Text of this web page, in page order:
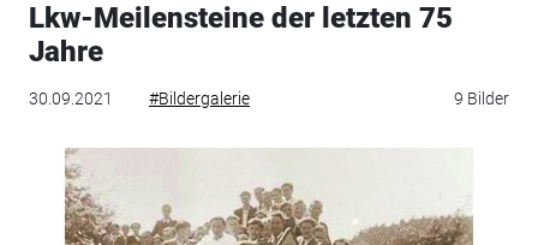
Lkw-Meilensteine der letzten 75
Jahre
30.09.2021 #Bildergalerie 9 Bilder